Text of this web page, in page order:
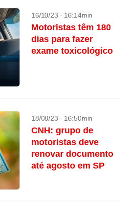
16/10/23 - 16:14min
Motoristas têm 180
dias para fazer
exame toxicológico
18/08/23 - 16:50min
CNH: grupo de
motoristas deve
renovar documento
até agosto em SP